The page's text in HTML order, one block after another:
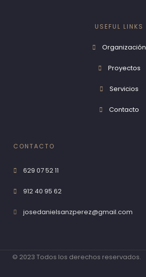
USEFUL LINKS
Organización
Proyectos
Servicios
Contacto
CONTACTO
629 07 52 11
912 40 95 62
josedanielsanzperez@gmail.com
© 2023 Todos los derechos reservados.